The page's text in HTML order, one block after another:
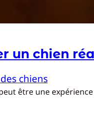
un chien
chiens
être une